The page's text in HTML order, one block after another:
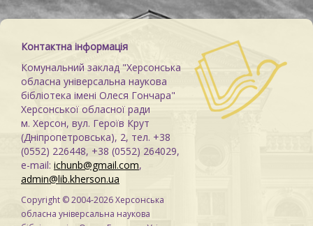
Контактна інформація
Комунальний заклад "Херсонська
обласна універсальна наукова
бібліотека імені Олеся Гончара"
Херсонської обласної ради
м. Херсон, вул. Героїв Крут
(Дніпропетровська), 2, тел. +38
(0552) 226448, +38 (0552) 264029,
e-mail: ichunb@gmail.com,
admin@lib.kherson.ua
Copyright © 2004-2026 Херсонська
обласна універсальна наукова